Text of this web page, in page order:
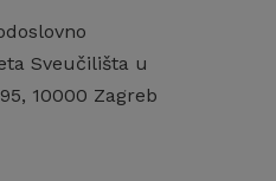
Sveučilišta u
10000 Zagreb